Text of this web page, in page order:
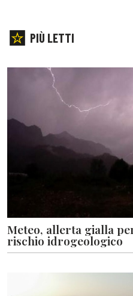
PIÙ LETTI
Meteo, allerta gialla
rischio idrogeologico